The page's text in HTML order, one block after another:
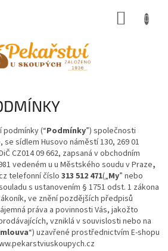
(“Podmínky”) společnosti
sídlem Husovo náměstí 130, 269 01
CZ014 09 662, zapsaná v obchodním
vedeném u u Městského soudu v Praze,
telefonní číslo 313 512 471(„My” nebo
s ustanovením § 1751 odst. 1 zákona
ve znění pozdějších předpisů
práva a povinnosti Vás, jakožto
vzniklá v souvislosti nebo na
“) uzavřené prostřednictvím E-shopu